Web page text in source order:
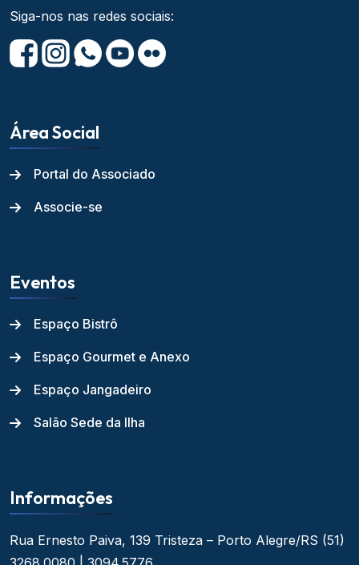
Siga-nos nas redes sociais:
Área Social
Portal do Associado
Associe-se
Eventos
Espaço Bistrô
Espaço Gourmet e Anexo
Espaço Jangadeiro
Salão Sede da Ilha
Informações
Rua Ernesto Paiva, 139 Tristeza – Porto Alegre/RS (51)